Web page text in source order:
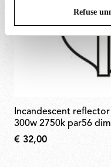
Refuse
300w 2750k par56
€ 32,00